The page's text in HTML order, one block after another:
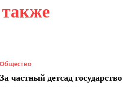
Общество
За частный детсад государство